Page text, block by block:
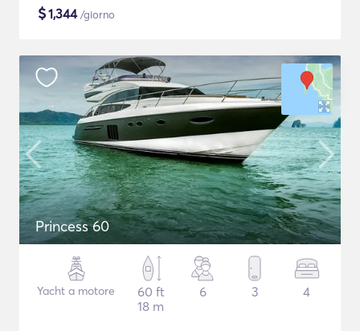
$1,344/giorno
Princess 60
Yacht a motore
60 ft
18 m
6 3 4